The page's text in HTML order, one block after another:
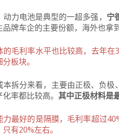
力电池是典型的一超多强， 宁
牌车企的主要份额，海外也拿
的毛利率水平也比较高，去年
板块。
本拆分来看，主要由正极、负
率都比较高。 其中正极材料是
力最好的是隔膜，毛利率超过
有20%左右。